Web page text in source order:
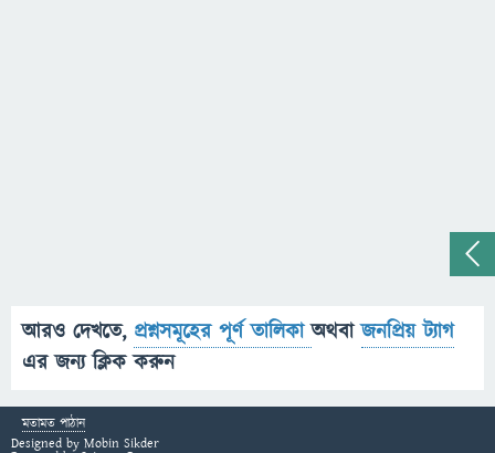
আরও দেখতে, প্রশ্নসমূহের পূর্ণ তালিকাঅথবাজনপ্রিয় ট্যাগ
এর জন্য ক্লিক করুন
মতামত পাঠান
Designed by Mobin Sikder